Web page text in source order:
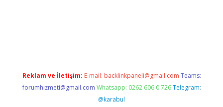
Reklam ve İletişim: E-mail: backlinkpaneli@gmail.com Teams:
forumhizmeti@gmail.com Whatsapp: 0262 606 0 726 Telegram:
@karabul